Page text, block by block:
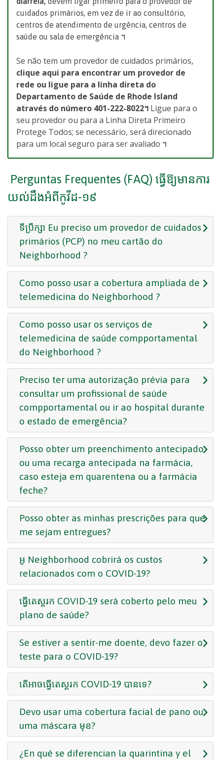
cuidados primários, em vez de ir ao consultório,
centros de atendimento de urgência, centros de
saúde ou sala de emergência ។
Se não tem um provedor de cuidados primários,
clique aqui para encontrar um provedor de
rede ou ligue para a linha direta do
Departamento de Saúde de Rhode Island
através do número 401-222-8022។ Ligue para o
seu provedor ou para a Linha Direta Primeiro
Protege Todos; se necessário, será direcionado
para um local seguro para ser avaliado ។
Perguntas Frequentes (FAQ) ធ្វើ​ឱ្យ​មាន​ការ​
យល់​ដឹង​អំពី​កូវីដ-១៩
ទីប្រឹក្សា Eu preciso um provedor de cuidados
primários (PCP) no meu cartão do
Neighborhood ?
Como posso usar a cobertura ampliada de
telemedicina do Neighborhood ?
Como posso usar os serviços de
telemedicina de saúde compportamental
do Neighborhood ?
Preciso ter uma autorização prévia para
consultar um profissional de saúde
compportamental ou ir ao hospital durante
o estado de emergência?
Posso obter um preenchimento antecipado
ou uma recarga antecipada na farmácia,
caso esteja em quarentena ou a farmácia
feche?
Posso obter as minhas prescrições para que
me sejam entregues?
អូ Neighborhood cobrirá os custos
relacionados com o COVID-19?
ធ្វើតេស្តរក COVID-19 será coberto pelo meu
plano de saúde?
Se estiver a sentir-me doente, devo fazer o
teste para o COVID-19?
តើអាចធ្វើតេស្តរក COVID-19 បានទេ?
Devo usar uma cobertura facial de pano ou
uma máscara មុខ?
¿En qué se diferencian la quarintina y el